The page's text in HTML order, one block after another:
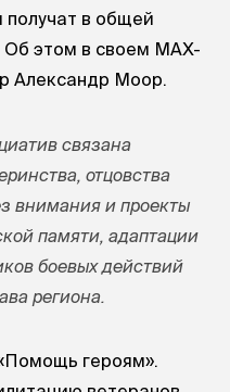
получат в общей
Об этом в своем МАХ-
Александр Моор.
связана
отцовства
внимания и проекты
памяти, адаптации
боевых действий
региона.
героям».